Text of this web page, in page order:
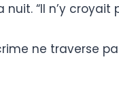
“Il n’y croyait